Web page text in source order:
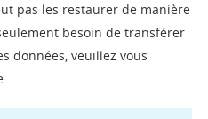
pas les restaurer de manière
besoin de transférer
données, veuillez vous